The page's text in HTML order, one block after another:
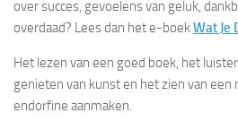
over succes, gevoelens van geluk,
overdaad? Lees dan het e-boekWat Je
Het lezen van een goed boek, het
genieten van kunst en het zien van
endorfine aanmaken.